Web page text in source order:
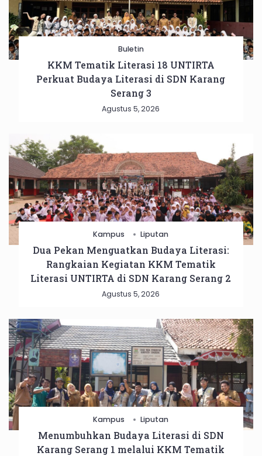
Buletin
KKM Tematik Literasi 18 UNTIRTA
Perkuat Budaya Literasi di SDN Karang
Serang 3
Agustus 5, 2026
Kampus Liputan
Dua Pekan Menguatkan Budaya Literasi:
Rangkaian Kegiatan KKM Tematik
Literasi UNTIRTA di SDN Karang Serang 2
Agustus 5, 2026
Kampus Liputan
Menumbuhkan Budaya Literasi di SDN
Karang Serang 1 melalui KKM Tematik